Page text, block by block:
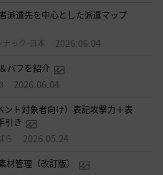
派遣先を中心とした派遣マップ
ナック-日本 2026.06.04
バフを紹介
2026.06.04
ント対象者向け）表記攻撃力＋表
引き
ら 2026.05.24
管理（改訂版）